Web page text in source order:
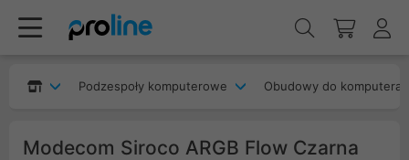
Podzespoły komputerowe Obudowy do komputera
Modecom Siroco ARGB Flow Czarna